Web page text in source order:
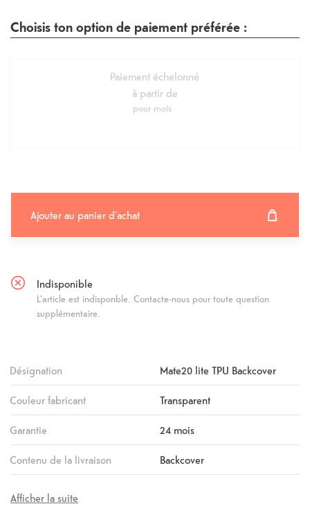
Choisis ton option de paiement préférée :
Paiement échelonné
à partir de
pour mois
Ajouter au panier d'achat
Indisponible
L'article est indisponble. Contacte-nous pour toute question
supplémentaire.
Désignation Mate20 lite TPU Backcover
Couleur fabricant Transparent
Garantie 24 mois
Contenu de la livraison Backcover
Afficher la suite